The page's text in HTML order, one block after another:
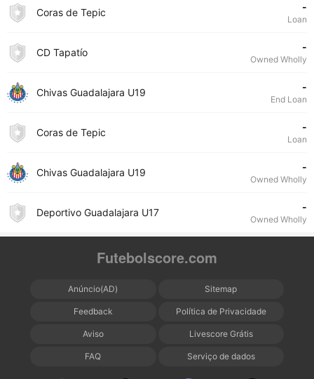
Coras de Tepic -
Loan
CD Tapatío -
Owned Wholly
Chivas Guadalajara U19 -
End Loan
Coras de Tepic -
Loan
Chivas Guadalajara U19 -
Owned Wholly
Deportivo Guadalajara U17 -
Owned Wholly
Futebolscore.com
Anúncio(AD) Sitemap
Feedback Política de Privacidade
Aviso Livescore Grátis
FAQ Serviço de dados